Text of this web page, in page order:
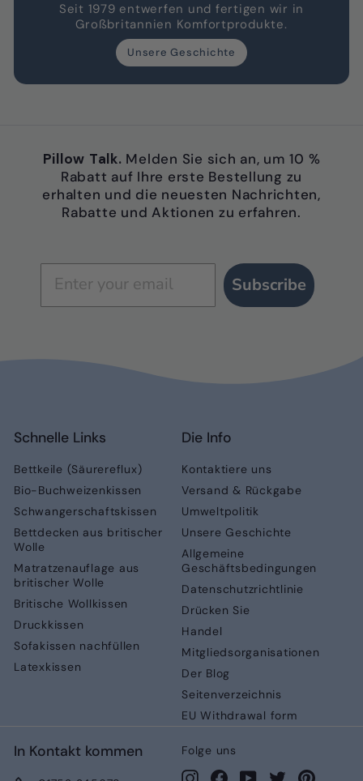
Seit 1979 entwerfen und fertigen wir in
Großbritannien Komfortprodukte.
Unsere Geschichte
Pillow Talk. Melden Sie sich an, um 10 %
Rabatt auf Ihre erste Bestellung zu
erhalten und die neuesten Nachrichten,
Rabatte und Aktionen zu erfahren.
Subscribe
Schnelle Links
Bettkeile (Säurereflux)
Bio-Buchweizenkissen
Schwangerschaftskissen
Bettdecken aus britischer
Wolle
Matratzenauflage aus
britischer Wolle
Britische Wollkissen
Druckkissen
Sofakissen nachfüllen
Latexkissen
Die Info
Kontaktiere uns
Versand & Rückgabe
Umweltpolitik
Unsere Geschichte
Allgemeine
Geschäftsbedingungen
Datenschutzrichtlinie
Drücken Sie
Handel
Mitgliedsorganisationen
Der Blog
Seitenverzeichnis
EU Withdrawal form
In Kontakt kommen
Folge uns
InstagramFacebookYouTubeTwitter